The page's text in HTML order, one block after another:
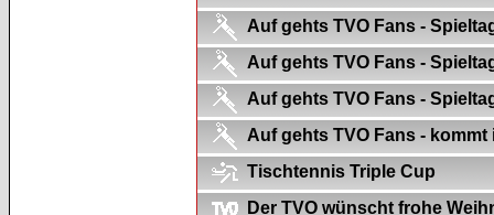
Auf gehts TVO Fans -
Auf gehts TVO Fans -
Auf gehts TVO Fans -
Auf gehts TVO Fans -
Tischtennis Triple Cup
Der TVO wünscht frohe